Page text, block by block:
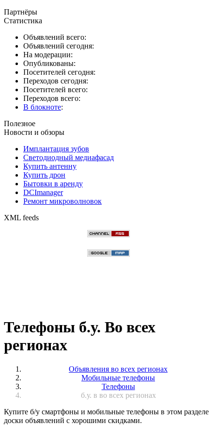
Партнёры
Статистика
Объявлений всего:
Объявлений сегодня:
На модерации:
Опубликованы:
Посетителей сегодня:
Переходов сегодня:
Посетителей всего:
Переходов всего:
В блокноте:
Полезное
Новости и обзоры
Имплантация зубов
Светодиодный медиафасад
Купить антенну
Купить дрон
Бытовки в аренду
DCImanager
Ремонт микроволновок
XML feeds
Телефоны б.у. Во всех
регионах
Объявления во всех регионах
Мобильные телефоны
Телефоны
б.у. в во всех регионах
Купите б/у смартфоны и мобильные телефоны в этом разделе
доски объявлений с хорошими скидками.